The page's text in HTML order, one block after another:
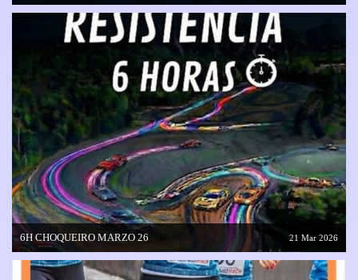
6H CHOQUEIRO MARZO 26 21 Mar 2026